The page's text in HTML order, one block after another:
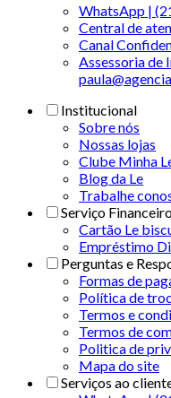
WhatsApp |
Central de
Canal
Assessoria de
Institucional
Sobre nós
Nossas lojas
Clube Minha
Blog da Le
Trabalhe
Serviço
Cartão Le
Empréstimo
Perguntas e
Formas de
Política de
Termos e
Termos de
Politica de
Mapa do site
Serviços ao